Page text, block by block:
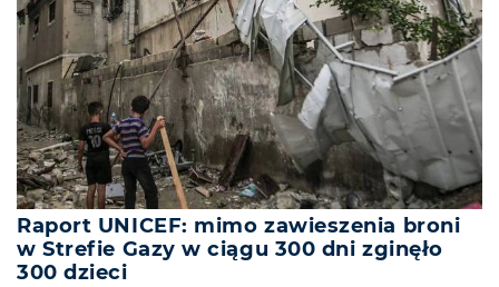
Raport UNICEF: mimo zawieszenia broni
w Strefie Gazy w ciągu 300 dni zginęło
300 dzieci